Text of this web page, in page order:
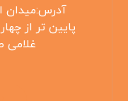
آدرس:میدان
پایین تر از
غلامی